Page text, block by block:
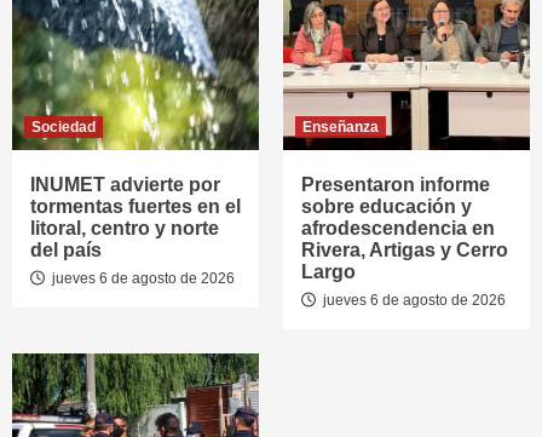
Sociedad
INUMET advierte por
tormentas fuertes en el
litoral, centro y norte
del país
jueves 6 de agosto de 2026
Enseñanza
Presentaron informe
sobre educación y
afrodescendencia en
Rivera, Artigas y Cerro
Largo
jueves 6 de agosto de 2026